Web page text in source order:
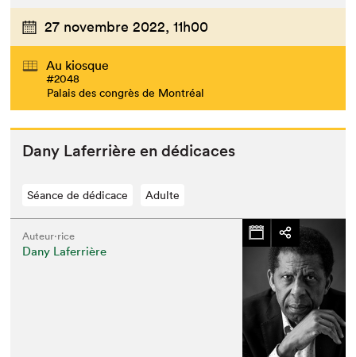
27 novembre 2022, 11h00
Au kiosque
#2048
Palais des congrès de Montréal
Dany Lafer­rière en dédicaces
Séance de dédicace Adulte
Auteur·rice
Dany Laferrière